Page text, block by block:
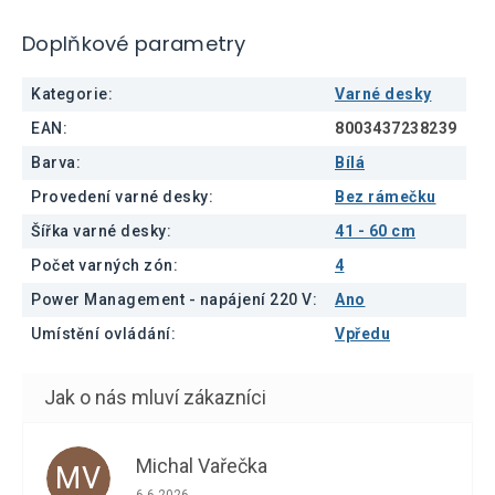
Doplňkové parametry
Kategorie:
Varné desky
EAN:
8003437238239
Barva:
Bílá
Provedení varné desky:
Bez rámečku
Šířka varné desky:
41 - 60 cm
Počet varných zón:
4
Power Management - napájení 220 V:
Ano
Umístění ovládání: Vpředu
MV Michal Vařečka
Hodnocení obchodu je 5 z 5 hvězdiček.